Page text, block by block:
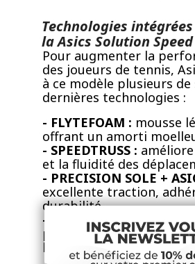
Technologies
la Asics Solution Speed
Pour augmenter la
des joueurs de tennis,
à ce modèle plusieurs de
dernières technologies :
- FLYTEFOAM : mousse
offrant un amorti
- SPEEDTRUSS :
et la fluidité des
- PRECISION SOLE +
excellente traction,
durabilité.
- Renforts en PU (zone
protègent les œillets et
la résistance.